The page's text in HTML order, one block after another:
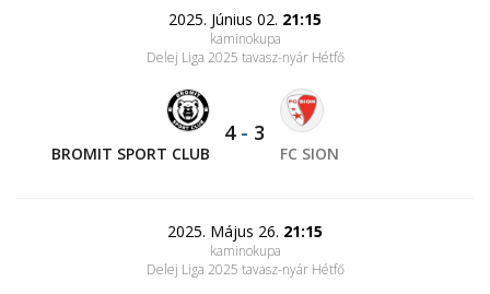
2025. Június 02. 21:15
kaminokupa
Delej Liga 2025 tavasz-nyár Hétfő
BROMIT SPORT CLUB
4- 3
FC SION
2025. Május 26. 21:15
kaminokupa
Delej Liga 2025 tavasz-nyár Hétfő